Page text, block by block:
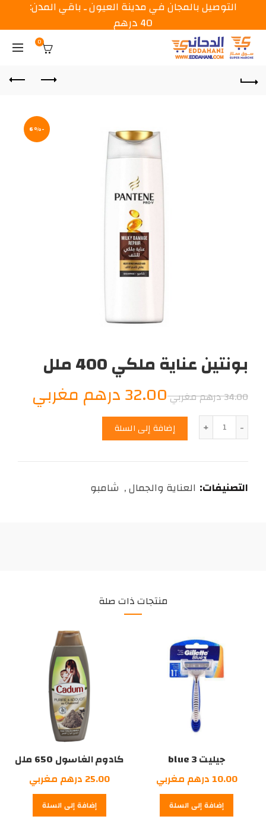
0
-6%
بونتين عناية ملكي 400 ملل
34.00درهم مغربيالسعر
الأصلي
هو:
درهم
32.00درهم مغربي
الكمية إضافة إلى السلة
التصنيفات: العناية والجمال, شامبو
منتجات ذات صلة
جيليت blue 3
10.00 درهم مغربي
إضافة إلى السلة
كادوم الغاسول 650 ملل
25.00 درهم مغربي
إضافة إلى السلة
التوصيل بالمجان في مدينة العيون ـ باقي المدن:
40 درهم